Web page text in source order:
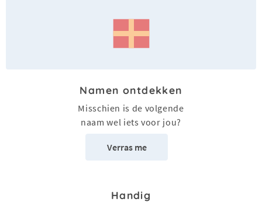
Namen ontdekken
Misschien is de volgende
naam wel iets voor jou?
Verras me
Handig